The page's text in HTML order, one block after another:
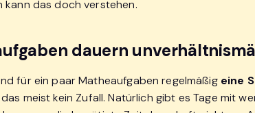
kann das doch verstehen.
dauern
für ein paar Matheaufgaben regelmäßig eine
meist kein Zufall. Natürlich gibt es Tage mit